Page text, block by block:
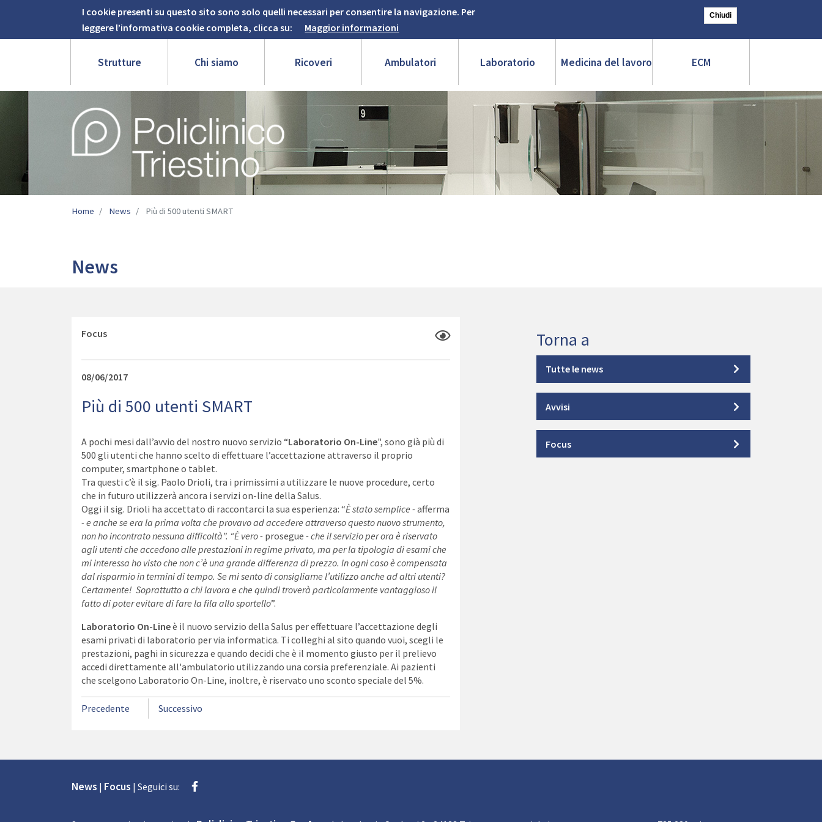
InformativaI cookie presenti su questo sito sono solo quelli necessari per consentire la navigazione. Per
leggere l’informativa cookie completa, clicca su:
Maggior informazioni
Chiudi
Home Cerca
Strutture Chi siamo Ricoveri Ambulatori Laboratorio Medicina del lavoro ECM
Image
Home News Più di 500 utenti SMART
News
Focus
08/06/2017
Più di 500 utenti SMART
A pochi mesi dall’avvio del nostro nuovo servizio “Laboratorio On-Line", sono già più di
500 gli utenti che hanno scelto di effettuare l’accettazione attraverso il proprio
computer, smartphone o tablet.
Tra questi c’è il sig. Paolo Drioli, tra i primissimi a utilizzare le nuove procedure, certo
che in futuro utilizzerà ancora i servizi on-line della Salus.
Oggi il sig. Drioli ha accettato di raccontarci la sua esperienza: “È stato semplice -afferma
- e anche se era la prima volta che provavo ad accedere attraverso questo nuovo strumento,
non ho incontrato nessuna difficoltà”. “È vero - prosegue - che il servizio per ora è riservato
agli utenti che accedono alle prestazioni in regime privato, ma per la tipologia di esami che
mi interessa ho visto che non c’è una grande differenza di prezzo. In ogni caso è compensata
dal risparmio in termini di tempo. Se mi sento di consigliarne l’utilizzo anche ad altri utenti?
Certamente! Soprattutto a chi lavora e che quindi troverà particolarmente vantaggioso il
fatto di poter evitare di fare la fila allo sportello”.
Laboratorio On-Lineè il nuovo servizio della Salus per effettuare l’accettazione degli
esami privati di laboratorio per via informatica. Ti colleghi al sito quando vuoi, scegli le
prestazioni, paghi in sicurezza e quando decidi che è il momento giusto per il prelievo
accedi direttamente all'ambulatorio utilizzando una corsia preferenziale. Ai pazienti
che scelgono Laboratorio On-Line, inoltre, è riservato uno sconto speciale del 5%.
Precedente Successivo
Torna a
Tutte le news
Avvisi
Focus
News | Focus | Seguici su: Facebook